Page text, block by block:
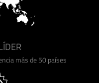
más de 50 países